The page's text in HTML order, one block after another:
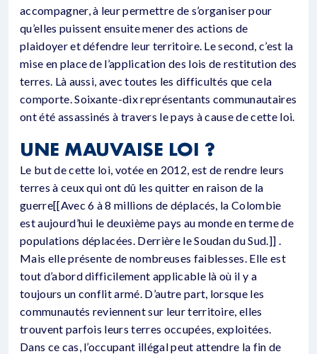
accompagner, à leur permettre de s’organiser pour
qu’elles puissent ensuite mener des actions de
plaidoyer et défendre leur territoire. Le second, c’est la
mise en place de l’application des lois de restitution des
terres. Là aussi, avec toutes les difficultés que cela
comporte. Soixante-dix représentants communautaires
ont été assassinés à travers le pays à cause de cette loi.
UNE MAUVAISE LOI ?
Le but de cette loi, votée en 2012, est de rendre leurs
terres à ceux qui ont dû les quitter en raison de la
guerre[[Avec 6 à 8 millions de déplacés, la Colombie
est aujourd’hui le deuxième pays au monde en terme de
populations déplacées. Derrière le Soudan du Sud.]] .
Mais elle présente de nombreuses faiblesses. Elle est
tout d’abord difficilement applicable là où il y a
toujours un conflit armé. D’autre part, lorsque les
communautés reviennent sur leur territoire, elles
trouvent parfois leurs terres occupées, exploitées.
Dans ce cas, l’occupant illégal peut attendre la fin de